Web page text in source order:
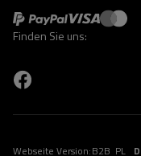
Finden Sie uns:
Webseite Version:B2B PL